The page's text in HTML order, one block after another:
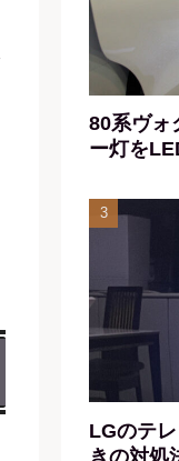
80系ヴォ
ー灯を
LGのテ
きの対処